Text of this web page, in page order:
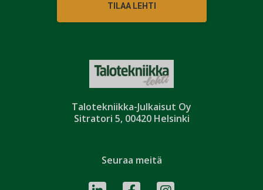
Talotekniikka-Julkaisut Oy
Sitratori 5, 00420 Helsinki
TILAA LEHTI
Seuraa meitä